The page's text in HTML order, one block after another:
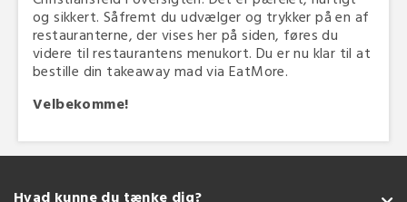
og sikkert. Såfremt du udvælger og trykker på en af
restauranterne, der vises her på siden, føres du
videre til restaurantens menukort. Du er nu klar til at
bestille din takeaway mad via EatMore.
Velbekomme!
Hvad kunne du tænke dig?